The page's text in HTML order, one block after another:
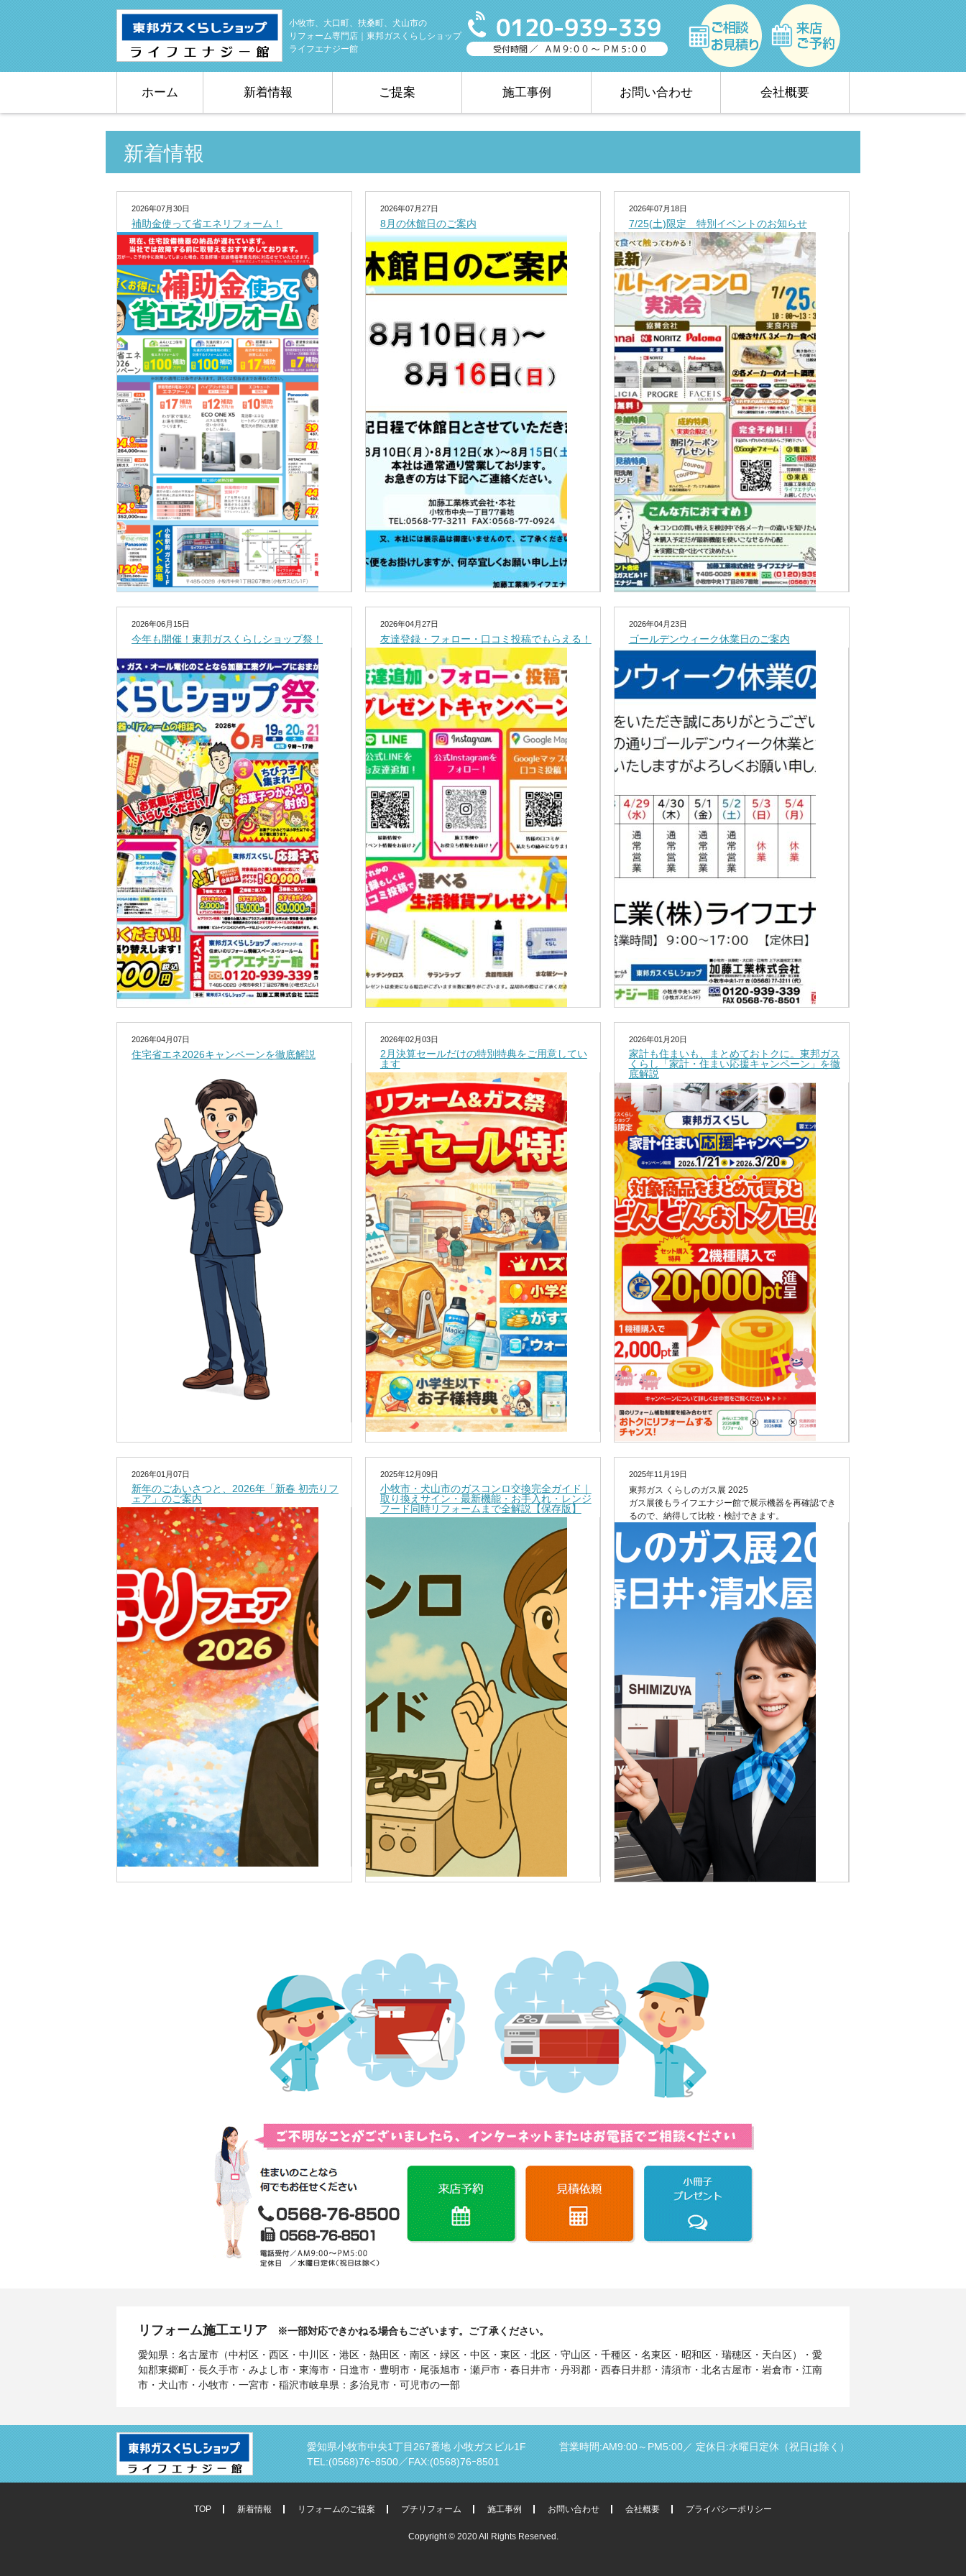
小牧市、大口町、扶桑町、犬山市の
リフォーム専門店｜東邦ガスくらしショップ
ライフエナジー館
ホーム 新着情報 ご提案 施工事例 お問い合わせ 会社概要
新着情報
2026年07月30日
補助金使って省エネリフォーム！
2026年07月27日
8月の休館日のご案内
2026年07月18日
7/25(土)限定 特別イベントのお知らせ
2026年06月15日
今年も開催！東邦ガスくらしショップ祭！
2026年04月27日
友達登録・フォロー・口コミ投稿でもらえる！
2026年04月23日
ゴールデンウィーク休業日のご案内
2026年04月07日
住宅省エネ2026キャンペーンを徹底解説
2026年02月03日
2月決算セールだけの特別特典をご用意してい
ます
2026年01月20日
家計も住まいも、まとめておトクに。東邦ガス
くらし「家計・住まい応援キャンペーン」を徹
底解説
2026年01月07日
新年のごあいさつと、2026年「新春 初売りフ
ェア」のご案内
2025年12月09日
小牧市・犬山市のガスコンロ交換完全ガイド｜
取り換えサイン・最新機能・お手入れ・レンジ
フード同時リフォームまで全解説【保存版】
2025年11月19日
東邦ガス くらしのガス展 2025
ガス展後もライフエナジー館で展示機器を再確認でき
るので、納得して比較・検討できます。
リフォーム施工エリア ※一部対応できかねる場合もございます。ご了承ください。
愛知県：名古屋市（中村区・西区・中川区・港区・熱田区・南区・緑区・中区・東区・北区・守山区・千種区・名東区・昭和区・瑞穂区・天白区）・愛
知郡東郷町・長久手市・みよし市・東海市・日進市・豊明市・尾張旭市・瀬戸市・春日井市・丹羽郡・西春日井郡・清須市・北名古屋市・岩倉市・江南
市・犬山市・小牧市・一宮市・稲沢市岐阜県：多治見市・可児市の一部
愛知県小牧市中央1丁目267番地 小牧ガスビル1F
TEL:(0568)76ｰ8500／FAX:(0568)76ｰ8501
営業時間:AM9:00～PM5:00／ 定休日:水曜日定休（祝日は除く）
TOP 新着情報 リフォームのご提案 プチリフォーム 施工事例 お問い合わせ 会社概要 プライバシーポリシー
Copyright © 2020 All Rights Reserved.